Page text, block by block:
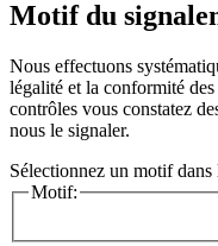
Motif du
Nous effectuons
légalité et la conformité
contrôles vous constatez
nous le signaler.
Sélectionnez un motif dans
Motif: